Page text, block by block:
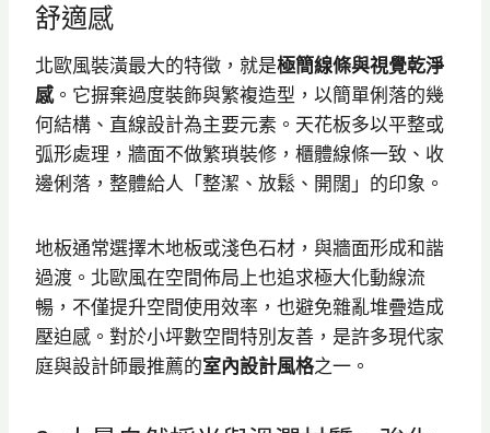
舒適感
北歐風裝潢最大的特徵，就是極簡線條與視覺乾淨
感。它摒棄過度裝飾與繁複造型，以簡單俐落的幾
何結構、直線設計為主要元素。天花板多以平整或
弧形處理，牆面不做繁瑣裝修，櫃體線條一致、收
邊俐落，整體給人「整潔、放鬆、開闊」的印象。
地板通常選擇木地板或淺色石材，與牆面形成和諧
過渡。北歐風在空間佈局上也追求極大化動線流
暢，不僅提升空間使用效率，也避免雜亂堆疊造成
壓迫感。對於小坪數空間特別友善，是許多現代家
庭與設計師最推薦的室內設計風格之一。